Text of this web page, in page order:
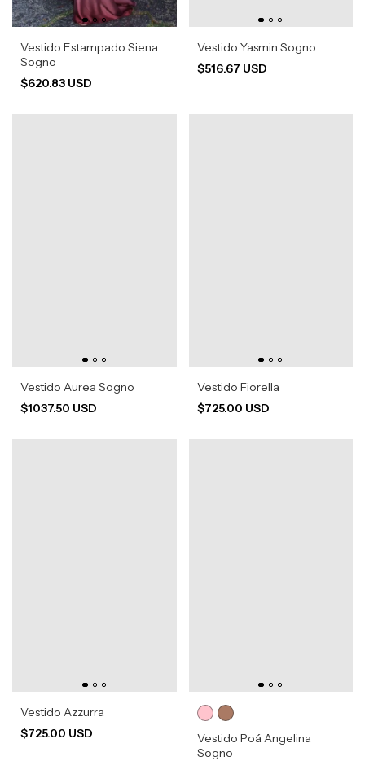
Vestido Estampado Siena
Sogno
$620.83 USD
Vestido Yasmin Sogno
$516.67 USD
Vestido Aurea Sogno
$1037.50 USD
Vestido Fiorella
$725.00 USD
Vestido Azzurra
$725.00 USD
Vestido Poá Angelina
Sogno